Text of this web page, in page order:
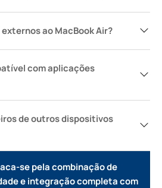
ao MacBook Air?
com aplicações
de outros dispositivos
se pela combinação de
e integração completa com